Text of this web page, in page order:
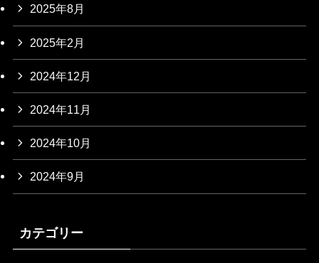
2025年8月
2025年2月
2024年12月
2024年11月
2024年10月
2024年9月
カテゴリー